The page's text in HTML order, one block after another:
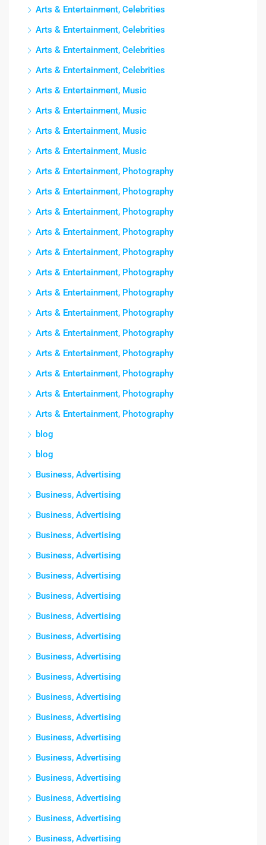
Arts & Entertainment, Celebrities
Arts & Entertainment, Celebrities
Arts & Entertainment, Celebrities
Arts & Entertainment, Celebrities
Arts & Entertainment, Music
Arts & Entertainment, Music
Arts & Entertainment, Music
Arts & Entertainment, Music
Arts & Entertainment, Photography
Arts & Entertainment, Photography
Arts & Entertainment, Photography
Arts & Entertainment, Photography
Arts & Entertainment, Photography
Arts & Entertainment, Photography
Arts & Entertainment, Photography
Arts & Entertainment, Photography
Arts & Entertainment, Photography
Arts & Entertainment, Photography
Arts & Entertainment, Photography
Arts & Entertainment, Photography
Arts & Entertainment, Photography
blog
blog
Business, Advertising
Business, Advertising
Business, Advertising
Business, Advertising
Business, Advertising
Business, Advertising
Business, Advertising
Business, Advertising
Business, Advertising
Business, Advertising
Business, Advertising
Business, Advertising
Business, Advertising
Business, Advertising
Business, Advertising
Business, Advertising
Business, Advertising
Business, Advertising
Business, Advertising